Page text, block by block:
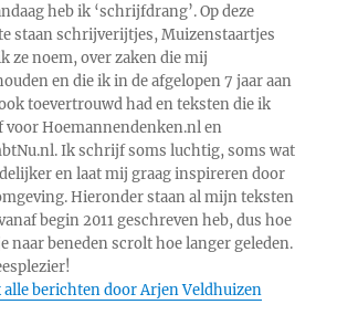
heb ik ‘schrijfdrang’. Op deze
staan schrijverijtjes, Muizenstaartjes
ze noem, over zaken die mij
en die ik in de afgelopen 7 jaar aan
toevertrouwd had en teksten die ik
voor Hoemannendenken.nl en
Ik schrijf soms luchtig, soms wat
en laat mij graag inspireren door
Hieronder staan al mijn teksten
begin 2011 geschreven heb, dus hoe
naar beneden scrolt hoe langer geleden.
alle berichten door Arjen Veldhuizen